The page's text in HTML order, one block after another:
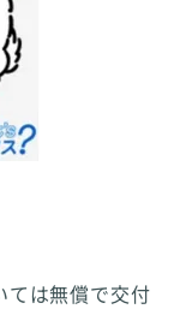
ては無償で交付